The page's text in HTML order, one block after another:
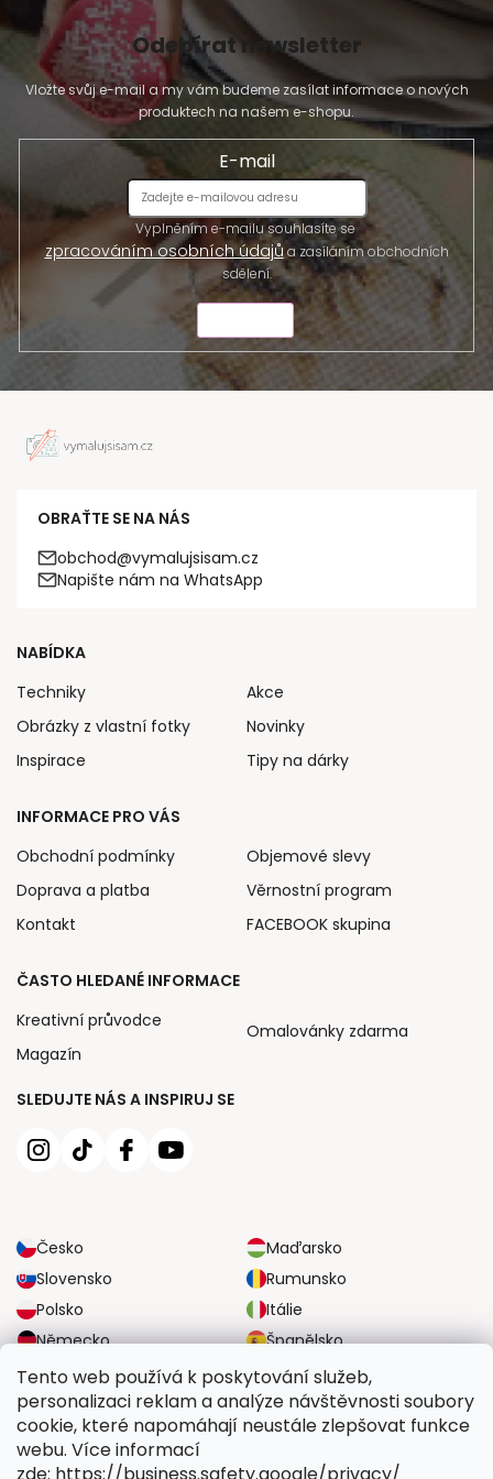
Tento web používá k poskytování služeb,
personalizaci reklam a analýze návštěvnosti soubory
cookie, které napomáhají neustále zlepšovat funkce
webu. Více informací
Odebírat newsletter
Vložte svůj e-mail a my vám budeme zasílat informace o nových
produktech na našem e-shopu.
E-mail
Vyplněním e-mailu souhlasíte se
zpracováním osobních údajůa zasíláním obchodních
sdělení.
OBRAŤTE SE NA NÁS
obchod@vymalujsisam.cz
Napište nám na WhatsApp
SLEDUJTE NÁS A INSPIRUJ SE
Česko
Maďarsko
Slovensko
Rumunsko
Polsko
Itálie
Německo
Španělsko
Velká Británie
Rakousko
NABÍDKA
Techniky
Obrázky z vlastní fotky
Inspirace
Akce
Novinky
Tipy na dárky
INFORMACE PRO VÁS
Obchodní podmínky
Doprava a platba
Kontakt
Objemové slevy
Věrnostní program
FACEBOOK skupina
ČASTO HLEDANÉ INFORMACE
Kreativní průvodce
Magazín
Omalovánky zdarma
SPOLEHLIVÉ MOŽNOSTI DOPRAVY